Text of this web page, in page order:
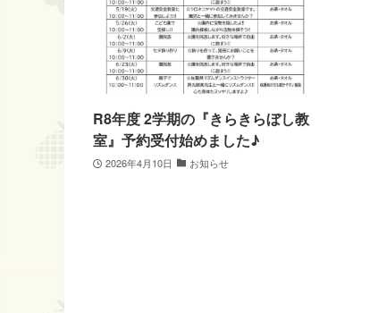
R8年度 2学期の『きらきらぼし教
室』予約受付始めました♪
2026年4月10日 お知らせ